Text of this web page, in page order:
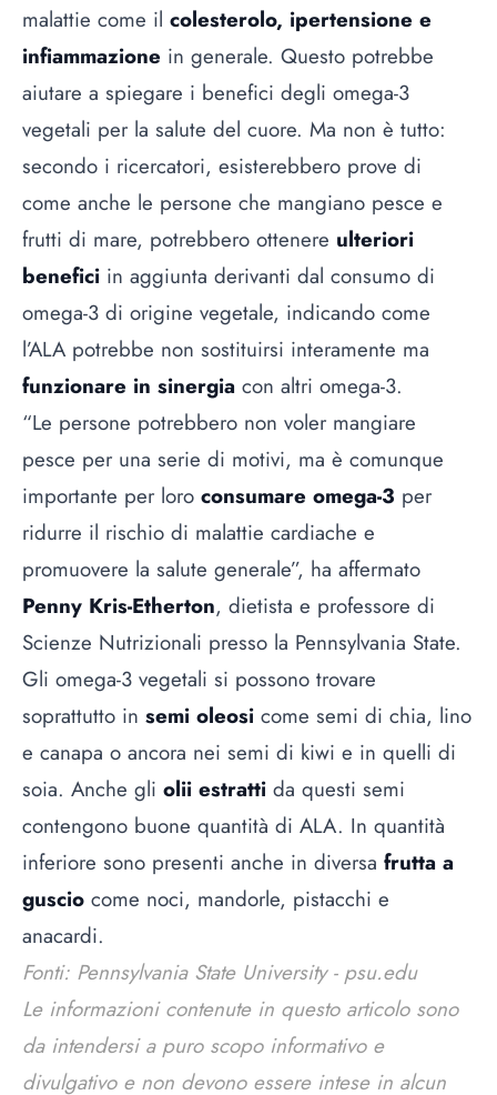
malattie come il colesterolo, ipertensione e
infiammazione in generale. Questo potrebbe
aiutare a spiegare i benefici degli omega-3
vegetali per la salute del cuore. Ma non è tutto:
secondo i ricercatori, esisterebbero prove di
come anche le persone che mangiano pesce e
frutti di mare, potrebbero ottenere ulteriori
benefici in aggiunta derivanti dal consumo di
omega-3 di origine vegetale, indicando come
l’ALA potrebbe non sostituirsi interamente ma
funzionare in sinergia con altri omega-3.
“Le persone potrebbero non voler mangiare
pesce per una serie di motivi, ma è comunque
importante per loro consumare omega-3 per
ridurre il rischio di malattie cardiache e
promuovere la salute generale”, ha affermato
Penny Kris-Etherton, dietista e professore di
Scienze Nutrizionali presso la Pennsylvania State.
Gli omega-3 vegetali si possono trovare
soprattutto in semi oleosi come semi di chia, lino
e canapa o ancora nei semi di kiwi e in quelli di
soia. Anche gli olii estratti da questi semi
contengono buone quantità di ALA. In quantità
inferiore sono presenti anche in diversa frutta a
guscio come noci, mandorle, pistacchi e
anacardi.
Fonti: Pennsylvania State University - psu.edu
Le informazioni contenute in questo articolo sono
da intendersi a puro scopo informativo e
divulgativo e non devono essere intese in alcun